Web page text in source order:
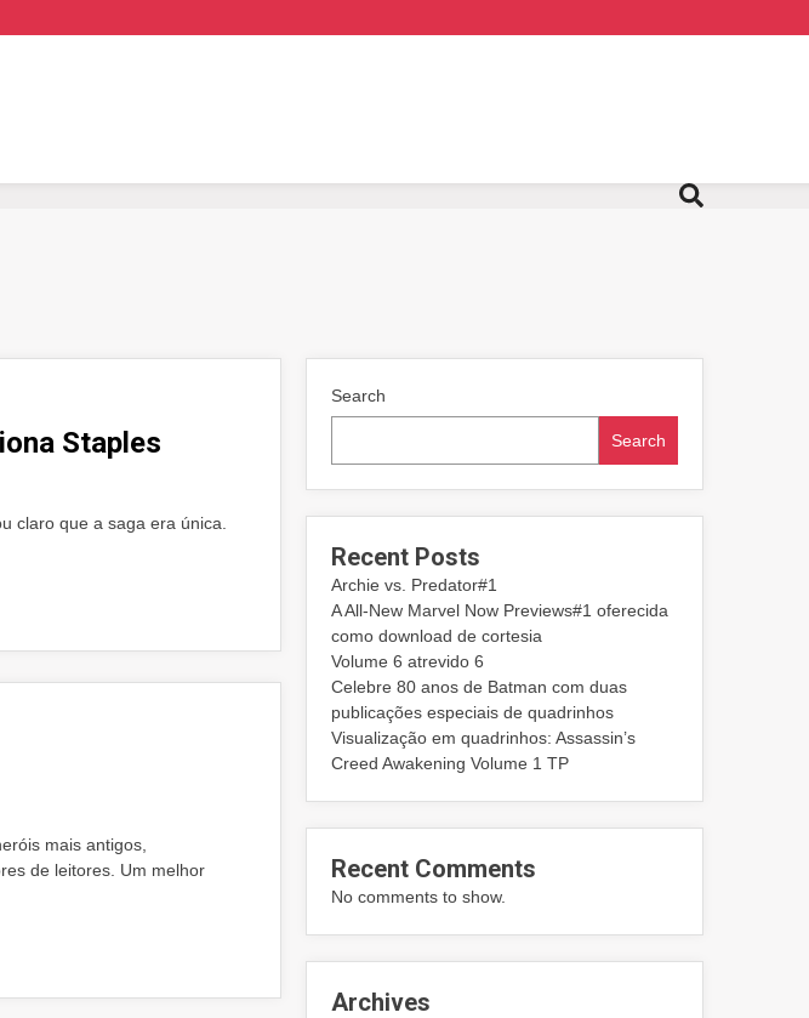
Staples
claro que a saga era única.
mais antigos,
de leitores. Um melhor
Search
Search
Recent Posts
Archie vs. Predator#1
A All-New Marvel Now Previews#1 oferecida
como download de cortesia
Volume 6 atrevido 6
Celebre 80 anos de Batman com duas
publicações especiais de quadrinhos
Visualização em quadrinhos: Assassin’s
Creed Awakening Volume 1 TP
Recent Comments
No comments to show.
Archives